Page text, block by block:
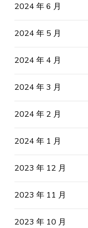
2024 年 6 月
2024 年 5 月
2024 年 4 月
2024 年 3 月
2024 年 2 月
2024 年 1 月
2023 年 12 月
2023 年 11 月
2023 年 10 月